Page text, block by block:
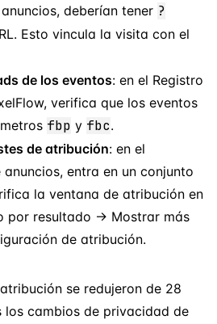
deberían tener ?
Esto vincula la visita con el
de los eventos: en el Registro
verifica que los eventos
fbp y fbc.
de atribución: en el
entra en un conjunto
la ventana de atribución en
por resultado → Mostrar más
de atribución.
se redujeron de 28
los cambios de privacidad de